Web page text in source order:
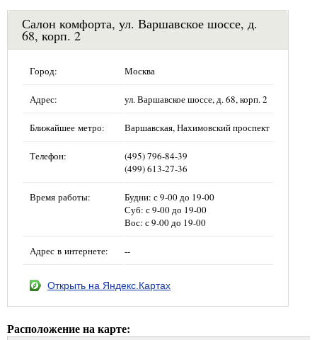
Салон комфорта, ул. Варшавское шоссе, д.
68, корп. 2
Город: Москва
Адрес: ул. Варшавское шоссе, д. 68, корп. 2
Ближайшее метро: Варшавская, Нахимовский проспект
Телефон:
(495) 796-84-39
(499) 613-27-36
Время работы:
Будни: с 9-00 до 19-00
Суб: с 9-00 до 19-00
Вос: с 9-00 до 19-00
Адрес в интернете: --
Открыть на Яндекс.Картах
Расположение на карте: